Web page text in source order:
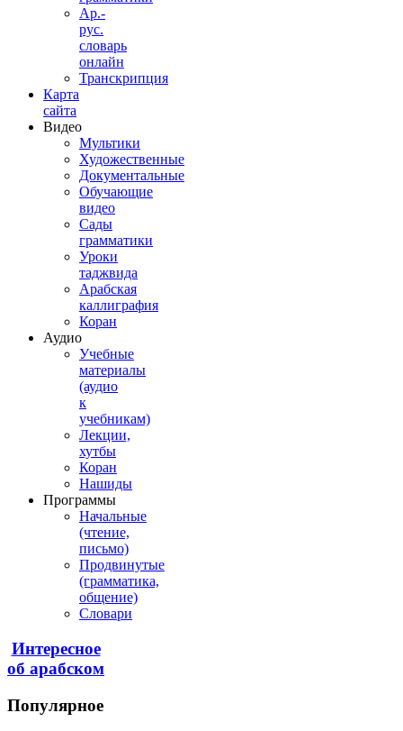
Ар.-
рус.
словарь
онлайн
Транскрипция
Карта
сайта
Видео
Мультики
Художественные
Документальные
Обучающие
видео
Сады
грамматики
Уроки
таджвида
Арабская
каллиграфия
Коран
Аудио
Учебные
материалы
(аудио
к
учебникам)
Лекции,
хутбы
Коран
Нашиды
Программы
Начальные
(чтение,
письмо)
Продвинутые
(грамматика,
общение)
Словари
Интересное
об арабском
Популярное